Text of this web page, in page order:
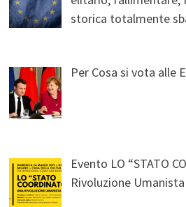
storica totalmente
Per Cosa si vota alle
Evento LO “STATO
Rivoluzione